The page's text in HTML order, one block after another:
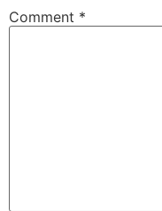
Comment *